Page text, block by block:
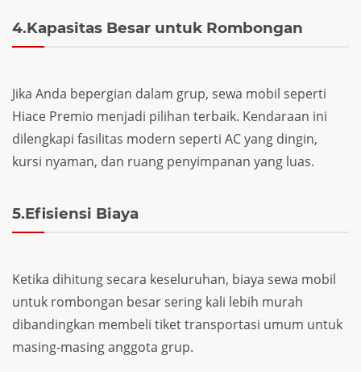
4.Kapasitas Besar untuk Rombongan
Jika Anda bepergian dalam grup, sewa mobil seperti
Hiace Premio menjadi pilihan terbaik. Kendaraan ini
dilengkapi fasilitas modern seperti AC yang dingin,
kursi nyaman, dan ruang penyimpanan yang luas.
5.Efisiensi Biaya
Ketika dihitung secara keseluruhan, biaya sewa mobil
untuk rombongan besar sering kali lebih murah
dibandingkan membeli tiket transportasi umum untuk
masing-masing anggota grup.